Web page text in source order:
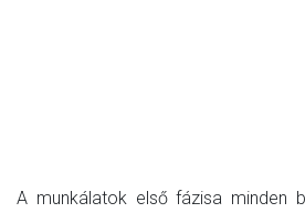
A munkálatok első fázisa minden